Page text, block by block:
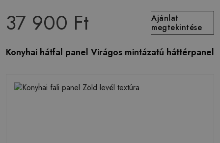
37 900 Ft
Ajánlat
megtekintése
Konyhai hátfal panel Virágos mintázatú háttérpanel